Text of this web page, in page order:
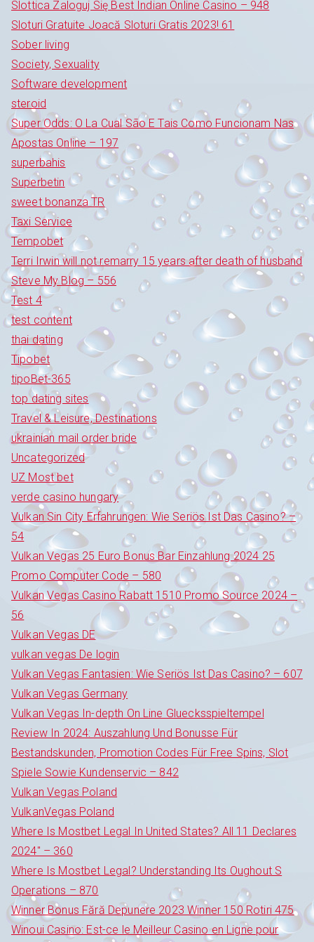
Slottica Zaloguj Się Best Indian Online Casino – 948
Sloturi Gratuite Joacă Sloturi Gratis 2023! 61
Sober living
Society, Sexuality
Software development
steroid
Super Odds: O La Cual São E Tais Como Funcionam Nas
Apostas Online – 197
superbahis
Superbetin
sweet bonanza TR
Taxi Service
Tempobet
Terri Irwin will not remarry 15 years after death of husband
Steve My Blog – 556
Test 4
test content
thai dating
Tipobet
tipoBet-365
top dating sites
Travel & Leisure, Destinations
ukrainian mail order bride
Uncategorized
UZ Most bet
verde casino hungary
Vulkan Sin City Erfahrungen: Wie Seriös Ist Das Casino? –
54
Vulkan Vegas 25 Euro Bonus Bar Einzahlung 2024 25
Promo Computer Code – 580
Vulkan Vegas Casino Rabatt 1510 Promo Source 2024 –
56
Vulkan Vegas DE
vulkan vegas De login
Vulkan Vegas Fantasien: Wie Seriös Ist Das Casino? – 607
Vulkan Vegas Germany
Vulkan Vegas In-depth On Line Gluecksspieltempel
Review In 2024: Auszahlung Und Bonusse Für
Bestandskunden, Promotion Codes Für Free Spins, Slot
Spiele Sowie Kundenservic – 842
Vulkan Vegas Poland
VulkanVegas Poland
Where Is Mostbet Legal In United States? All 11 Declares
2024" – 360
Where Is Mostbet Legal? Understanding Its Oughout S
Operations – 870
Winner Bonus Fără Depunere 2023 Winner 150 Rotiri 475
Winoui Casino: Est-ce le Meilleur Casino en Ligne pour